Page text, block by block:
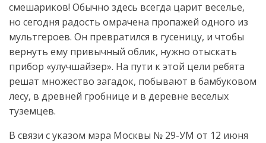
смешариков! Обычно здесь всегда царит веселье,
но сегодня радость омрачена пропажей одного из
мультгероев. Он превратился в гусеницу, и чтобы
вернуть ему привычный облик, нужно отыскать
прибор «улучшайзер». На пути к этой цели ребята
решат множество загадок, побывают в бамбуковом
лесу, в древней гробнице и в деревне веселых
туземцев.
В связи с указом мэра Москвы № 29-УМ от 12 июня